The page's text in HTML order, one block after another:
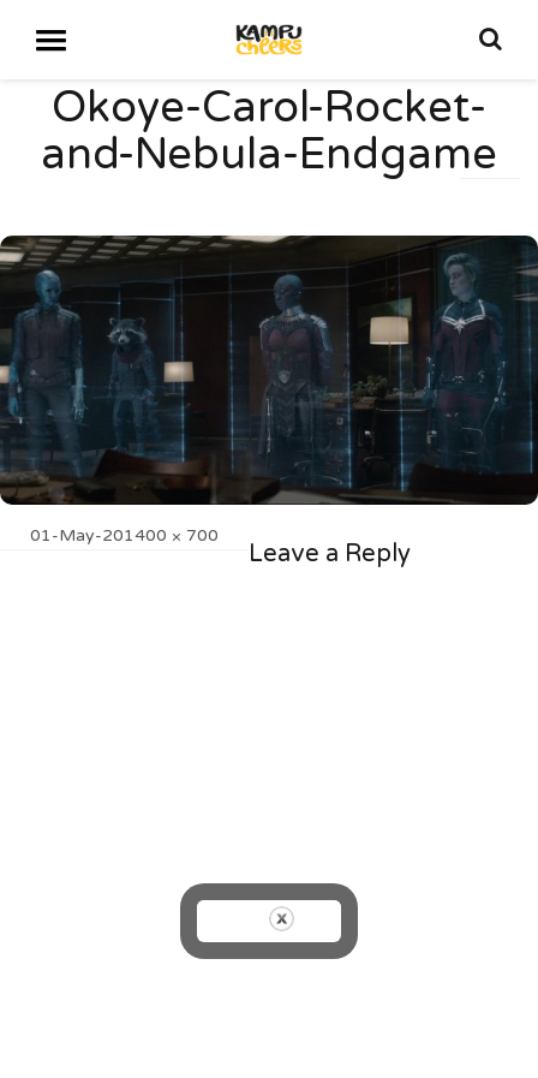
Okoye-Carol-Rocket-
and-Nebula-Endgame
Posted
01-May-20Full
1400 × 700
Leave a Reply